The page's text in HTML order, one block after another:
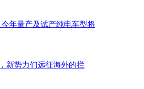
年量产及试产纯电车型将
新势力们远征海外的拦